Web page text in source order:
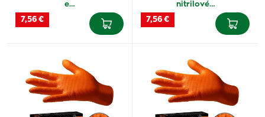
e…
7,56 €
nitrilové…
7,56 €